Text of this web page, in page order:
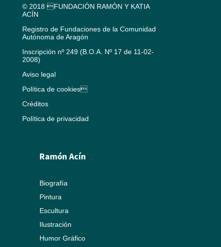
© 2018 FUNDACIÓN RAMÓN Y KATIA
ACÍN
Registro de Fundaciones de la Comunidad
Autónoma de Aragón
Inscripción nº 249 (B.O.A. Nº 17 de 11-02-
2008)
Aviso legal
Política de cookies
Créditos
Política de privacidad
Ramón Acín
Biografía
Pintura
Escultura
Ilustración
Humor Gráfico